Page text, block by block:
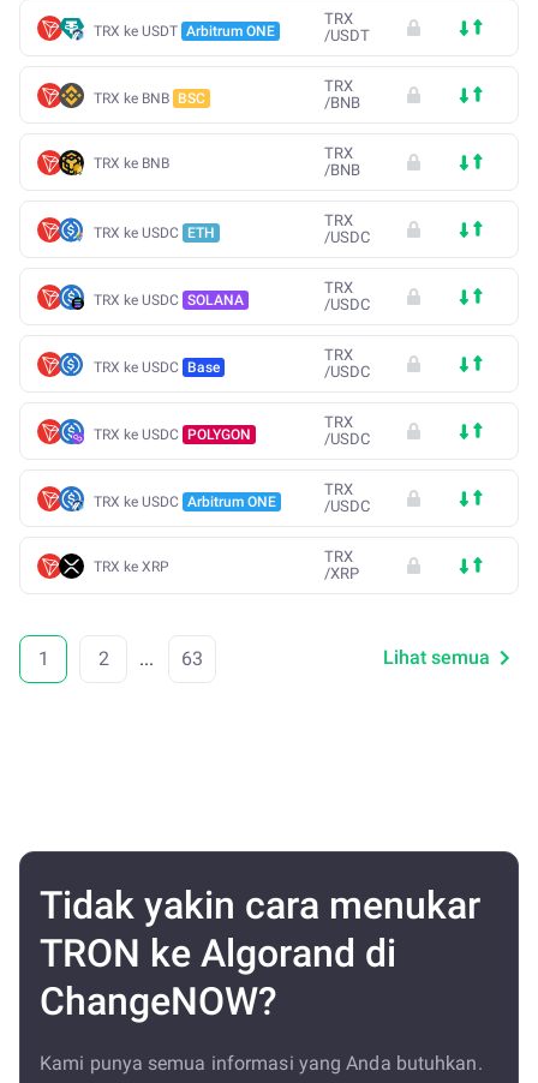
TRX ke USDT Arbitrum ONE
TRX
/USDT
TRX ke BNB BSC
TRX
/BNB
TRX ke BNB
TRX
/BNB
TRX ke USDC ETH
TRX
/USDC
TRX ke USDC SOLANA
TRX
/USDC
TRX ke USDC Base
TRX
/USDC
TRX ke USDC POLYGON
TRX
/USDC
TRX ke USDC Arbitrum ONE
TRX
/USDC
TRX ke XRP
TRX
/XRP
1 2 ... 63 Lihat semua
Tidak yakin cara menukar
TRON ke Algorand di
ChangeNOW?
Kami punya semua informasi yang Anda butuhkan.